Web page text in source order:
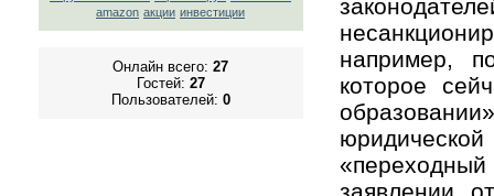
amazon акции инвестиции
Онлайн всего: 27
Гостей: 27
Пользователей: 0
например,
которое